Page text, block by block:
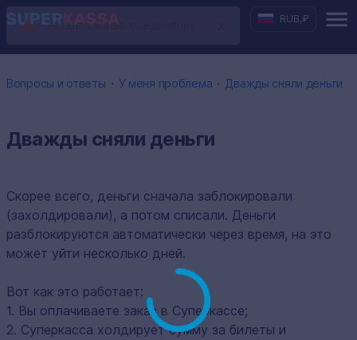
RUB,₽
Устанавливаю соединение
Вопросы и ответы ・ У меня проблема ・ Дважды сняли деньги
Дважды сняли деньги
Скорее всего, деньги сначала заблокировали
(захолдировали), а потом списали. Деньги
разблокируются автоматически через время, на это
может уйти несколько дней.
Вот как это работает:
1. Вы оплачиваете заказ в Суперкассе;
2. Суперкасса холдирует сумму за билеты и